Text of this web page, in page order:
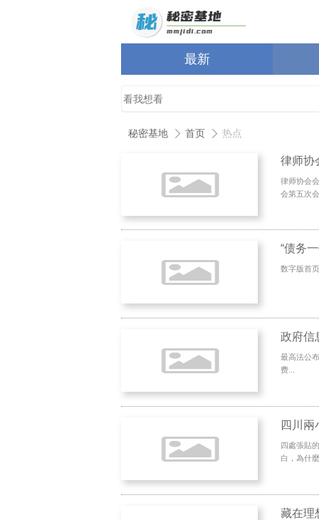
最新
秘密基地 首页 热点
律师协
律师协会
会第五次
“债务
数字版首
政府信
最高法公
费...
四川兩
四處張貼
白，為什
藏在理